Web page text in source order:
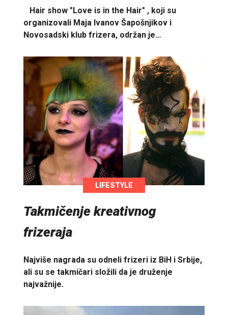
Hair show "Love is in the Hair" , koji su
organizovali Maja Ivanov Šapošnjikov i
Novosadski klub frizera, održan je…
LIFESTYLE
Takmičenje kreativnog
frizeraja
Najviše nagrada su odneli frizeri iz BiH i Srbije,
ali su se takmičari složili da je druženje
najvažnije.